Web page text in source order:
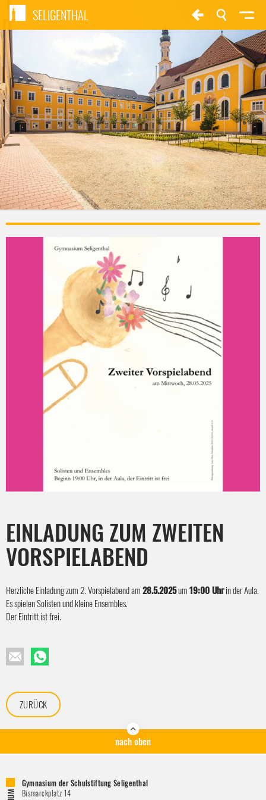
EINLADUNG ZUM ZWEITEN
VORSPIELABEND
Herzliche Einladung zum 2. Vorspielabend am28.5.2025um19:00 Uhrin der Aula.
Es spielen Solisten und kleine Ensembles.
Der Eintritt ist frei.
ZURÜCK
nach oben
Gymnasium der Schulstiftung Seligenthal
Bismarckplatz 14
SELIGENTHAL